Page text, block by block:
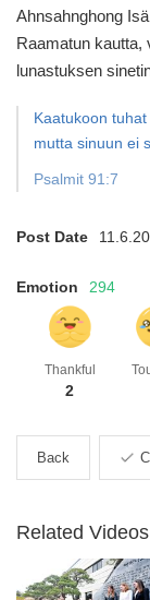
Ahnsahnghong
Raamatun kautta,
lunastuksen
Kaatukoon
mutta sinuun ei
Psalmit 91:7
Post Date
Emotion 294
Thankful
2
Back
Related Videos